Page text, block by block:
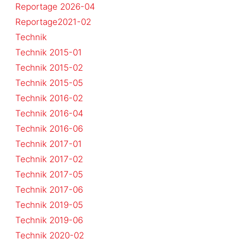
Reportage 2026-04
Reportage2021-02
Technik
Technik 2015-01
Technik 2015-02
Technik 2015-05
Technik 2016-02
Technik 2016-04
Technik 2016-06
Technik 2017-01
Technik 2017-02
Technik 2017-05
Technik 2017-06
Technik 2019-05
Technik 2019-06
Technik 2020-02